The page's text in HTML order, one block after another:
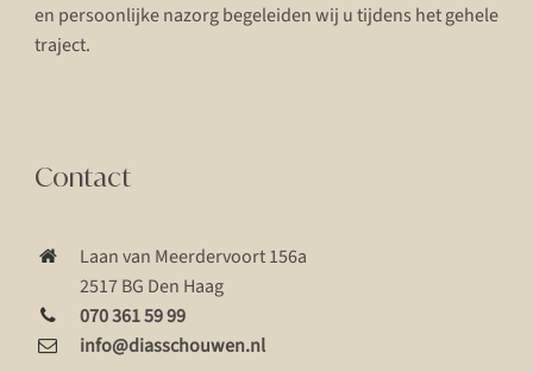
en persoonlijke nazorg begeleiden wij u tijdens het gehele
traject.
Contact
Laan van Meerdervoort 156a
2517 BG Den Haag
070 361 59 99
info@diasschouwen.nl